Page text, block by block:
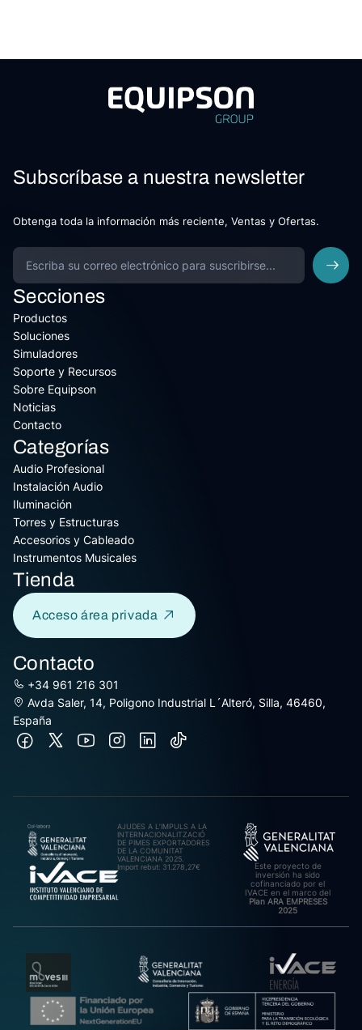
Subscríbase a nuestra newsletter
Obtenga toda la información más reciente, Ventas y Ofertas.
Secciones
Productos
Soluciones
Simuladores
Soporte y Recursos
Sobre Equipson
Noticias
Contacto
Categorías
Audio Profesional
Instalación Audio
Iluminación
Torres y Estructuras
Accesorios y Cableado
Instrumentos Musicales
Tienda
Acceso área privada
Contacto
+34 961 216 301
Avda Saler, 14, Poligono Industrial L´Alteró, Silla, 46460,
España
AJUDES A L’IMPULS A LA
INTERNACIONALITZACIÓ
DE PIMES EXPORTADORES
DE LA COMUNITAT
VALENCIANA 2025.
Import rebut: 31.278,27€
Este proyecto de
inversión ha sido
cofinanciado por el
IVACE en el marco del
Plan ARA EMPRESES
2025